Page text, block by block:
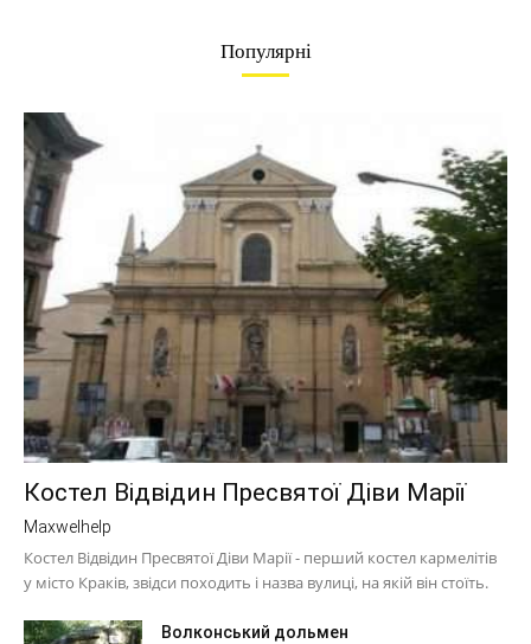
Популярні
Костел Відвідин Пресвятої Діви Марії
Maxwelhelp
Костел Відвідин Пресвятої Діви Марії - перший костел кармелітів
у місто Краків, звідси походить і назва вулиці, на якій він стоїть.
Волконський дольмен